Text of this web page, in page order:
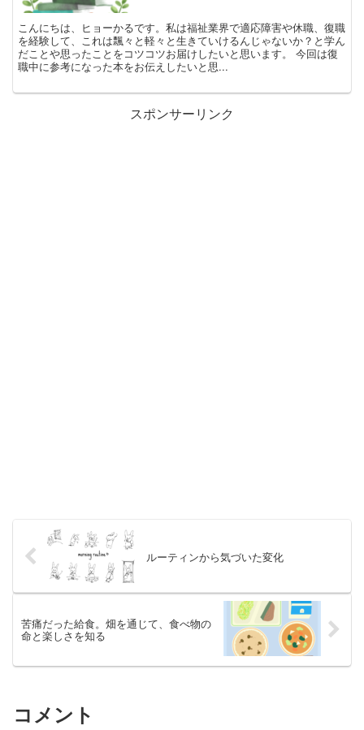
こんにちは、ヒョーかるです。私は福祉業界で適応障害や休職、復職
を経験して、これは飄々と軽々と生きていけるんじゃないか？と学ん
だことや思ったことをコツコツお届けしたいと思います。 今回は復
職中に参考になった本をお伝えしたいと思...
スポンサーリンク
ルーティンから気づいた変化
苦痛だった給食。畑を通じて、食べ物の
命と楽しさを知る
コメント